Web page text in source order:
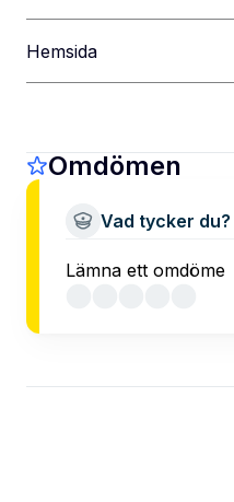
Hemsida
Omdömen
Vad tycker du?
Lämna ett omdöme